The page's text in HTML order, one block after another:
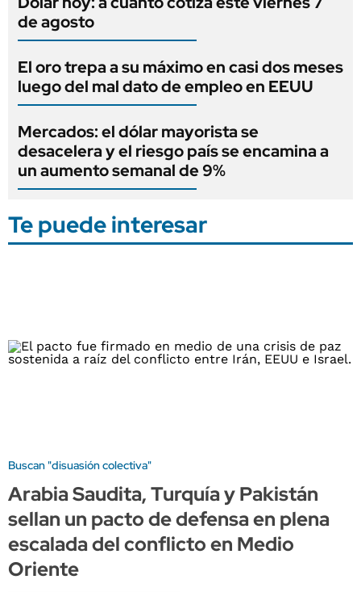
de agosto
El oro trepa a su máximo en casi dos meses
luego del mal dato de empleo en EEUU
Mercados: el dólar mayorista se
desacelera y el riesgo país se encamina a
un aumento semanal de 9%
Te puede interesar
Buscan "disuasión colectiva"
Arabia Saudita, Turquía y Pakistán
sellan un pacto de defensa en plena
escalada del conflicto en Medio
Oriente